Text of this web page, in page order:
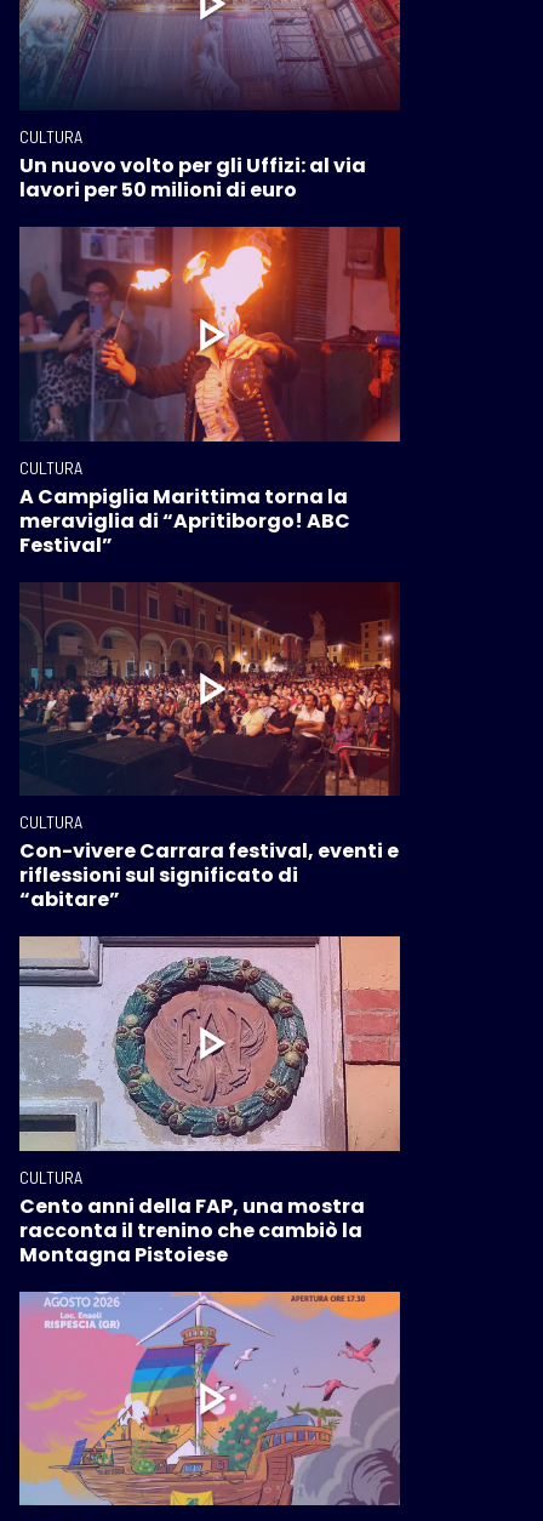
CULTURA
Un nuovo volto per gli Uffizi: al via
lavori per 50 milioni di euro
CULTURA
A Campiglia Marittima torna la
meraviglia di “Apritiborgo! ABC
Festival”
CULTURA
Con-vivere Carrara festival, eventi e
riflessioni sul significato di
“abitare”
CULTURA
Cento anni della FAP, una mostra
racconta il trenino che cambiò la
Montagna Pistoiese